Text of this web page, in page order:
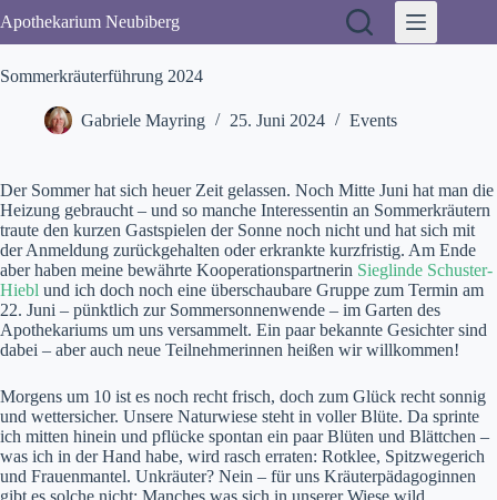
Inhalt
springen
Apothekarium Neubiberg
Sommerkräuterführung 2024
Gabriele Mayring 25. Juni 2024 Events
Der Sommer hat sich heuer Zeit gelassen. Noch Mitte Juni hat man die
Heizung gebraucht – und so manche Interessentin an Sommerkräutern
traute den kurzen Gastspielen der Sonne noch nicht und hat sich mit
der Anmeldung zurückgehalten oder erkrankte kurzfristig. Am Ende
aber haben meine bewährte Kooperationspartnerin Sieglinde Schuster-
Hiebl und ich doch noch eine überschaubare Gruppe zum Termin am
22. Juni – pünktlich zur Sommersonnenwende – im Garten des
Apothekariums um uns versammelt. Ein paar bekannte Gesichter sind
dabei – aber auch neue Teilnehmerinnen heißen wir willkommen!
Morgens um 10 ist es noch recht frisch, doch zum Glück recht sonnig
und wettersicher. Unsere Naturwiese steht in voller Blüte. Da sprinte
ich mitten hinein und pflücke spontan ein paar Blüten und Blättchen –
was ich in der Hand habe, wird rasch erraten: Rotklee, Spitzwegerich
und Frauenmantel. Unkräuter? Nein – für uns Kräuterpädagoginnen
gibt es solche nicht: Manches was sich in unserer Wiese wild